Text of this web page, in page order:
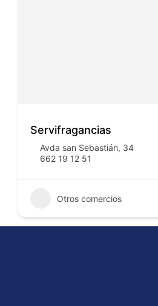
Servifragancias
Avda san Sebastián, 34
662 19 12 51
Otros comercios